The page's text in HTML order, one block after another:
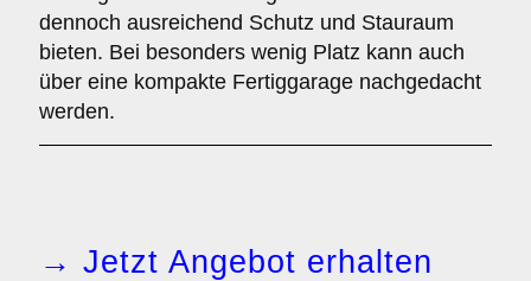
dennoch ausreichend Schutz und Stauraum
bieten. Bei besonders wenig Platz kann auch
über eine kompakte Fertiggarage nachgedacht
werden.
→ Jetzt Angebot erhalten